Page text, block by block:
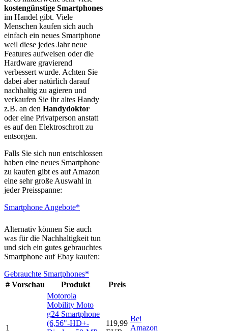
kostengünstige Smartphones
im Handel gibt. Viele
Menschen kaufen sich auch
einfach ein neues Smartphone
weil diese jedes Jahr neue
Features aufweisen oder die
Hardware gravierend
verbessert wurde. Achten Sie
dabei aber natürlich darauf
nachhaltig zu agieren und
verkaufen Sie ihr altes Handy
z.B. an den Handydoktor
oder eine Privatperson anstatt
es auf den Elektroschrott zu
entsorgen.
Falls Sie sich nun entschlossen
haben eine neues Smartphone
zu kaufen gibt es auf Amazon
eine sehr große Auswahl in
jeder Preisspanne:
Smartphone Angebote*
Alternativ können Sie auch
was für die Nachhaltigkeit tun
und sich ein gutes gebrauchtes
Smartphone auf Ebay kaufen:
Gebrauchte Smartphones*
# Vorschau Produkt Preis
1
Motorola
Mobility Moto
g24 Smartphone
(6,56"-HD+-
119,99
Bei
Amazon